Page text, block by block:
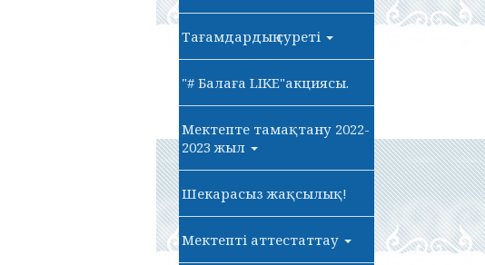
Тағамдардың суреті
"# Балаға LIKE"акциясы.
Мектепте тамақтану 2022-
2023 жыл
Шекарасыз жақсылық!
Мектепті аттестаттау